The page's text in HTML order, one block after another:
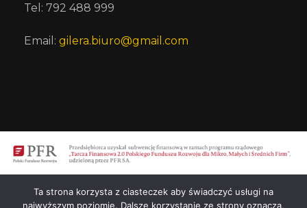
Tel: 792 488 999
Email: gilera.biuro@gmail.com
Ta strona korzysta z ciasteczek aby świadczyć usługi na
najwyższym poziomie. Dalsze korzystanie ze strony oznacza,